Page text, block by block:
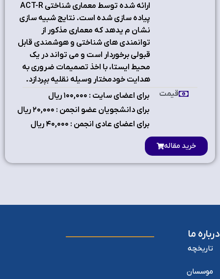
ارائه شده توسط معماري شناختی ACT-R
پیاده سازي شده است. نتایج شبیه سازي
نشان م یدهد که معماري مذکور از
توانمندي هاي شناختی و هوشمندي قابل
قبولی برخوردار است و می تواند در یک
محیط ایستا، با اخذ تصمیمات ضروري به
هدایت خودمختار وسیله نقلیه بپردازد.
برای اعضای سایت : ۱٠٠,٠٠٠ ریال
برای دانشجویان عضو انجمن : ۲٠,٠٠٠ ریال
برای اعضای عادی انجمن : ۴٠,٠٠٠ ریال
قیمت
خرید مقاله
درباره ما
تاریخچه
موسسان